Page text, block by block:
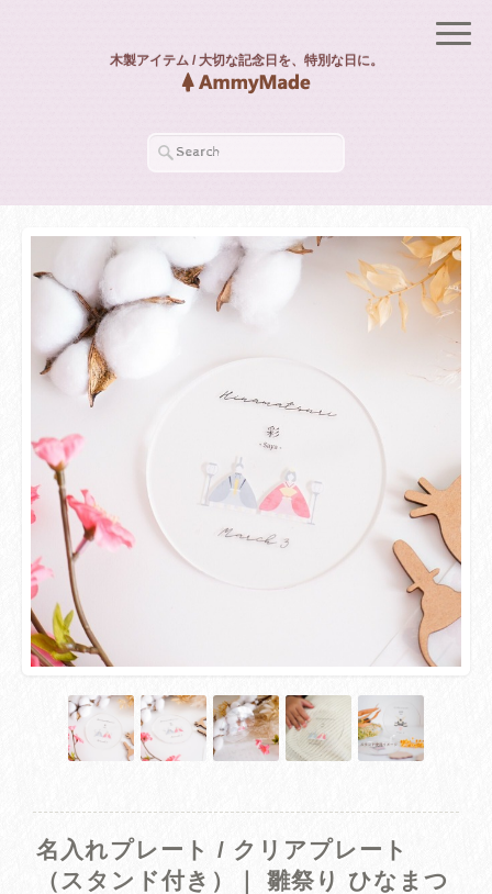
木製アイテム / 大切な記念日を、特別な日に。
名入れプレート / クリアプレート
（スタンド付き）｜ 雛祭り ひなまつ